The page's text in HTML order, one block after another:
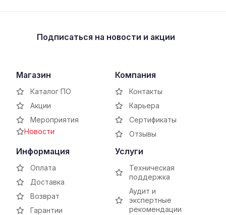
Подписаться на новости и акции
Магазин
Каталог ПО
Акции
Мероприятия
Новости
Компания
Контакты
Карьера
Сертификаты
Отзывы
Информация
Оплата
Доставка
Возврат
Гарантии
Услуги
Техническая
поддержка
Аудит и
экспертные
рекомендации